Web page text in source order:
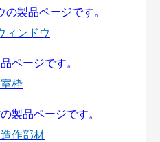
ィンドウ
枠
作部材